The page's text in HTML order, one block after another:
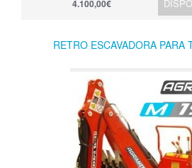
4.100,00€
RETRO ESCAVADORA PARA